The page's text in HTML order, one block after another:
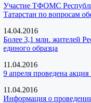
Участие ТФОМС
Татарстан по вопросам
14.04.2016
Более 3,1 млн. жителей
единого образца
11.04.2016
9 апреля проведена
11.04.2016
Информация о